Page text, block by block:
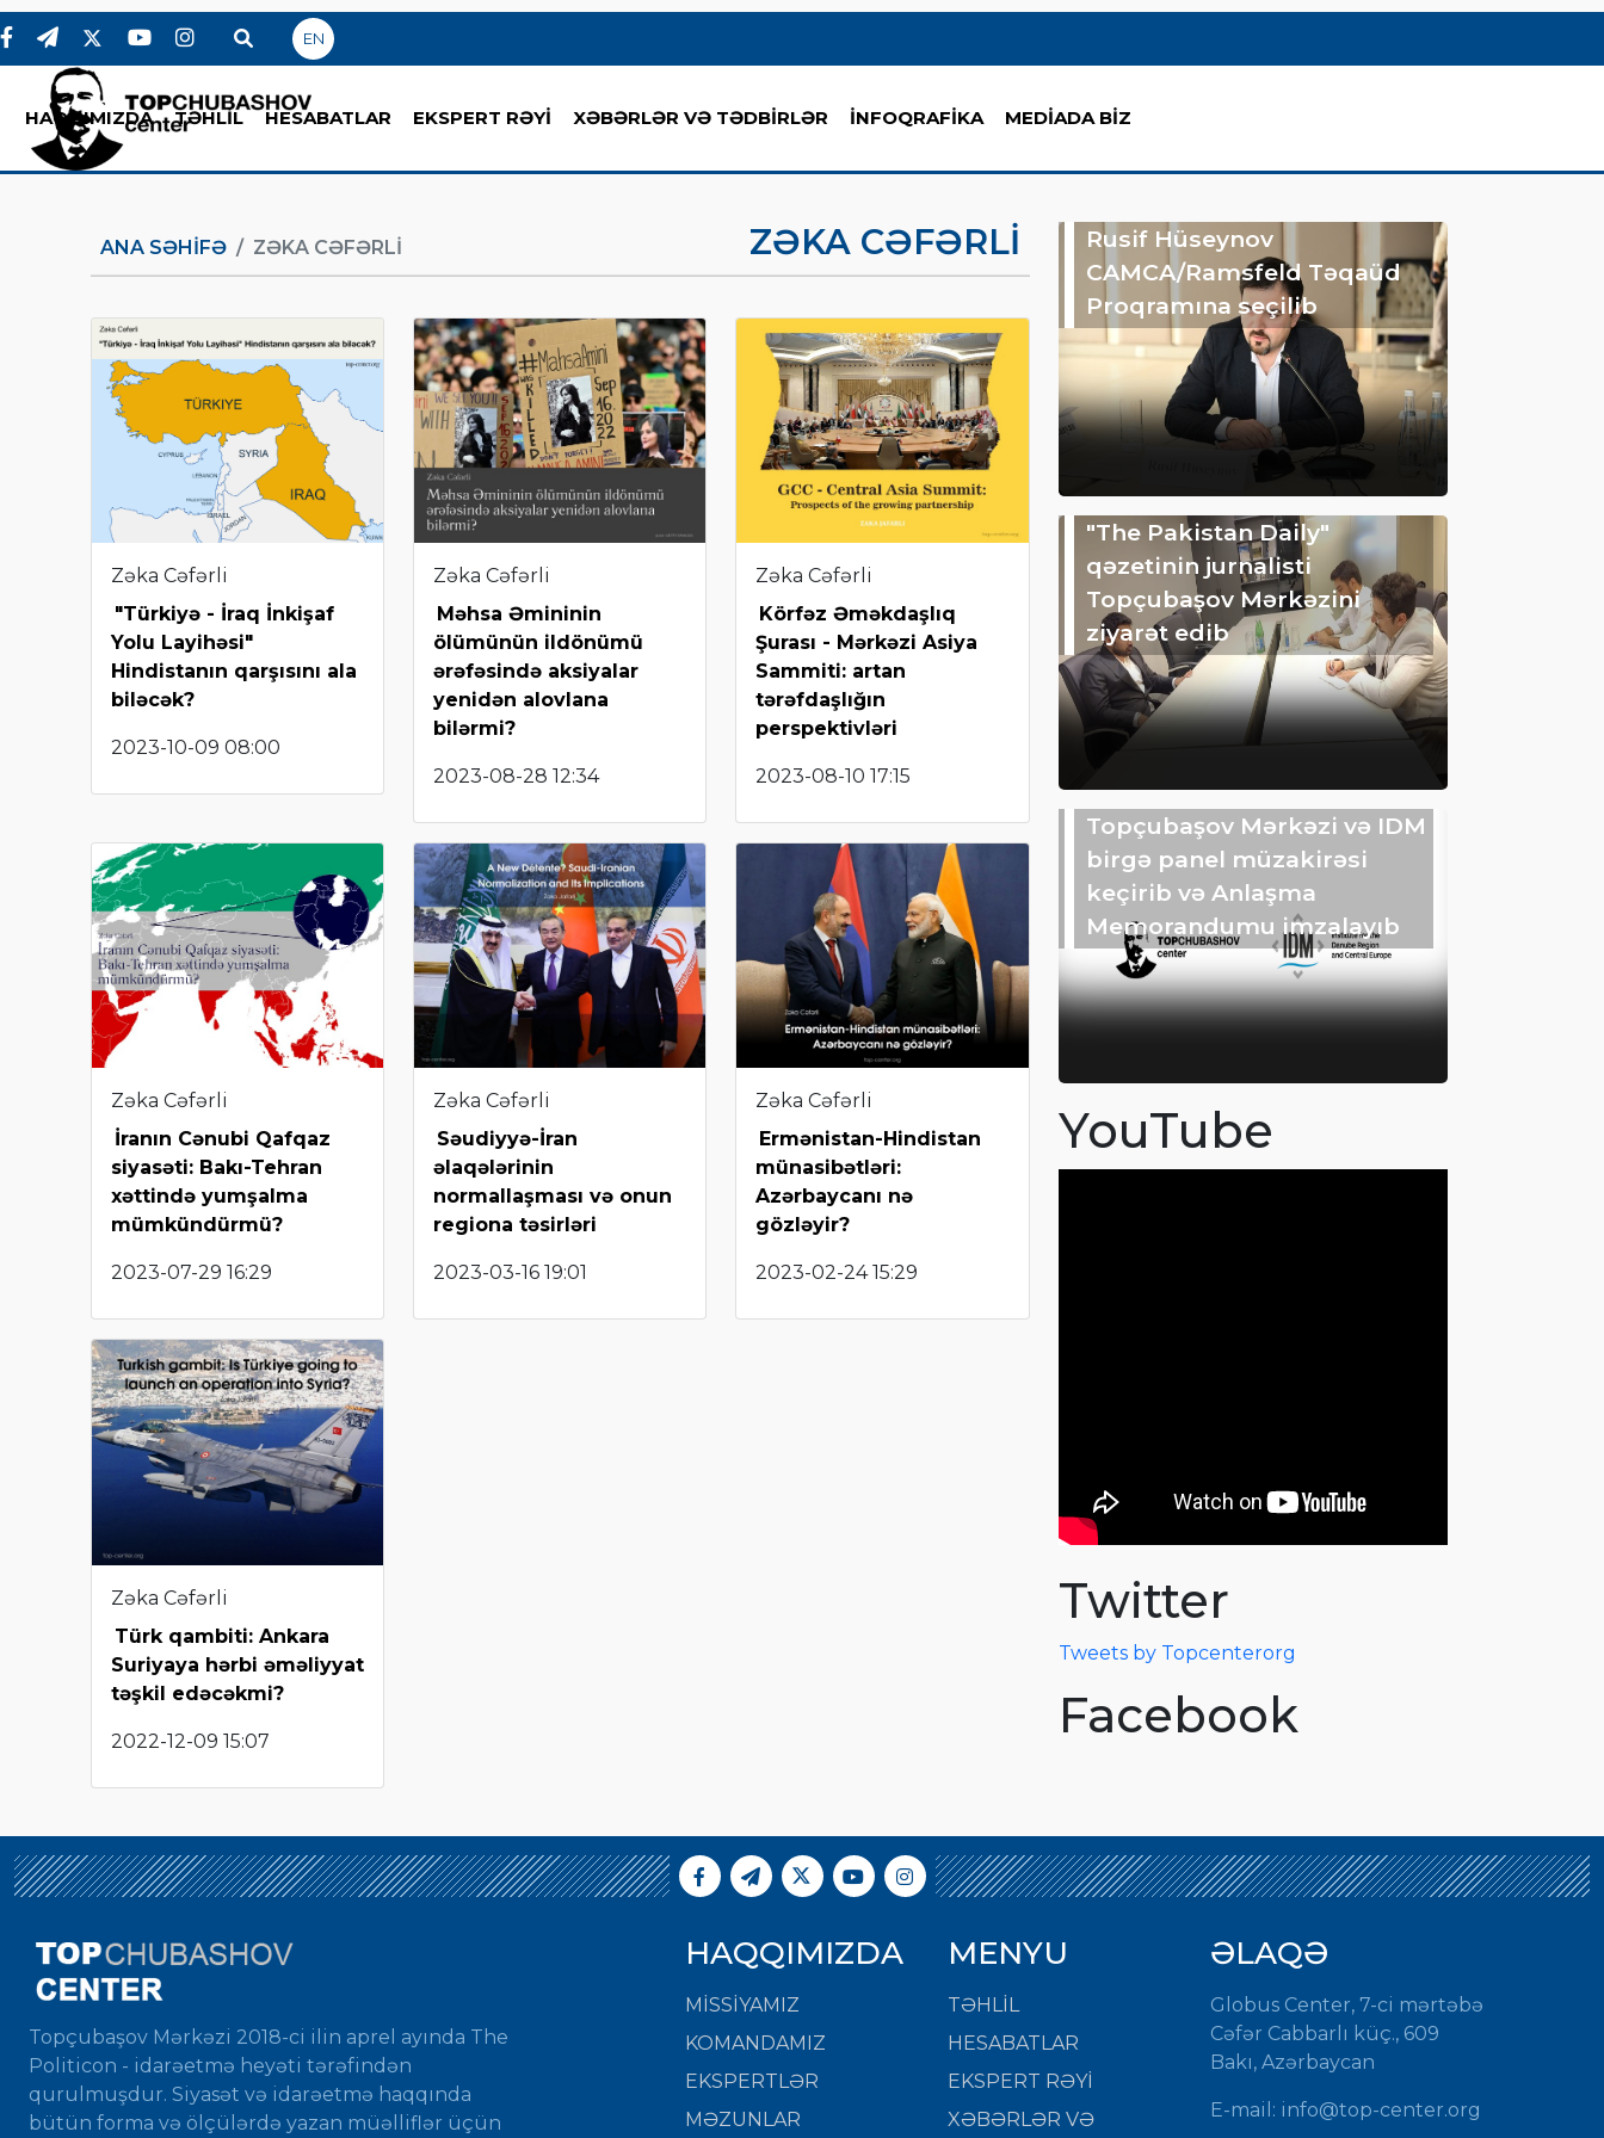
EN
HAQQIMIZDA TƏHLİL HESABATLAR EKSPERT RƏYİ XƏBƏRLƏR VƏ TƏDBİRLƏR İNFOQRAFİKA MEDİADA BİZ
ANA SƏHIFƏ ZƏKA CƏFƏRLI ZƏKA CƏFƏRLI
Zəka Cəfərli
"Türkiyə - İraq İnkişaf
Yolu Layihəsi"
Hindistanın qarşısını ala
biləcək?
2023-10-09 08:00
Zəka Cəfərli
Məhsa Əmininin
ölümünün ildönümü
ərəfəsində aksiyalar
yenidən alovlana
bilərmi?
2023-08-28 12:34
Zəka Cəfərli
Körfəz Əməkdaşlıq
Şurası - Mərkəzi Asiya
Sammiti: artan
tərəfdaşlığın
perspektivləri
2023-08-10 17:15
Zəka Cəfərli
İranın Cənubi Qafqaz
siyasəti: Bakı-Tehran
xəttində yumşalma
mümkündürmü?
2023-07-29 16:29
Zəka Cəfərli
Səudiyyə-İran
əlaqələrinin
normallaşması və onun
regiona təsirləri
2023-03-16 19:01
Zəka Cəfərli
Ermənistan-Hindistan
münasibətləri:
Azərbaycanı nə
gözləyir?
2023-02-24 15:29
Zəka Cəfərli
Türk qambiti: Ankara
Suriyaya hərbi əməliyyat
təşkil edəcəkmi?
2022-12-09 15:07
Rusif Hüseynov
CAMCA/Ramsfeld Təqaüd
Proqramına seçilib
"The Pakistan Daily"
qəzetinin jurnalisti
Topçubaşov Mərkəzini
ziyarət edib
Topçubaşov Mərkəzi və IDM
birgə panel müzakirəsi
keçirib və Anlaşma
Memorandumu imzalayıb
YouTube
Twitter
Tweets by Topcenterorg
Facebook
Topçubaşov Mərkəzi 2018-ci ilin aprel ayında The
Politicon - idarəetmə heyəti tərəfindən
qurulmuşdur. Siyasət və idarəetmə haqqında
bütün forma və ölçülərdə yazan müəlliflər üçün
HAQQIMIZDA
MISSIYAMIZ
KOMANDAMIZ
EKSPERTLƏR
MƏZUNLAR
MENYU
TƏHLİL
HESABATLAR
EKSPERT RƏYİ
XƏBƏRLƏR VƏ
ƏLAQƏ
Globus Center, 7-ci mərtəbə
Cəfər Cabbarlı küç., 609
Bakı, Azərbaycan
E-mail: info@top-center.org